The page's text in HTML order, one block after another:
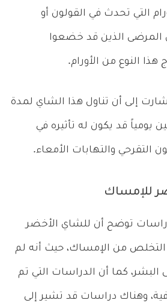
التي تحدث في القولون أو
الذين قد خضعوا
النوع من الأورام.
إلى أن تناول هذا الشاي لمدة
يومياً قد يكون له تأثيره في
التقرحي والتهابات الأمعاء.
للإمساك
توضح أن للشاي الأخضر
التخلص من الإمساك، حيث أنه لم
البشر، كما أن الدراسات التي تم
وهناك دراسات قد تشير إلى